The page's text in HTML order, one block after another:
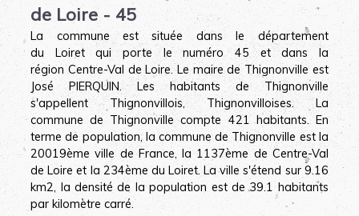
de Loire - 45
La commune est située dans le département
du Loiret qui porte le numéro 45 et dans la
région Centre-Val de Loire. Le maire de Thignonville est
José PIERQUIN. Les habitants de Thignonville
s'appellent Thignonvillois, Thignonvilloises.La
commune de Thignonville compte 421 habitants. En
terme de population, la commune de Thignonville est la
20019ème ville de France, la 1137ème de Centre-Val
de Loire et la 234ème du Loiret. La ville s'étend sur 9.16
km2, la densité de la population est de 39.1 habitants
par kilomètre carré.